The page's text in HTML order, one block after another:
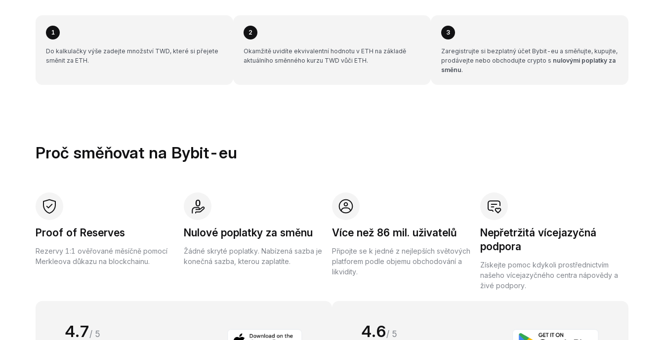
1
Do kalkulačky výše zadejte množství TWD, které si přejete
směnit za ETH.
2
Okamžitě uvidíte ekvivalentní hodnotu v ETH na základě
aktuálního směnného kurzu TWD vůči ETH.
3
Zaregistrujte si bezplatný účet Bybit-eu a směňujte, kupujte,
prodávejte nebo obchodujte crypto s nulovými poplatky za
směnu.
Proč směňovat na Bybit-eu
Proof of Reserves
Rezervy 1:1 ověřované měsíčně pomocí
Merkleova důkazu na blockchainu.
Nulové poplatky za směnu
Žádné skryté poplatky. Nabízená sazba je
konečná sazba, kterou zaplatíte.
Více než 86 mil. uživatelů
Připojte se k jedné z nejlepších světových
platforem podle objemu obchodování a
likvidity.
Nepřetržitá vícejazyčná
podpora
Získejte pomoc kdykoli prostřednictvím
našeho vícejazyčného centra nápovědy a
živé podpory.
4.7/ 5 4.6/ 5